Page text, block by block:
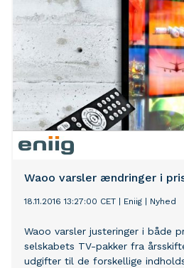
Waoo varsler ændringer i
18.11.2016 13:27:00 CET Eniig Nyhed
Waoo varsler justeringer i både
selskabets TV-pakker fra
udgifter til de forskellige